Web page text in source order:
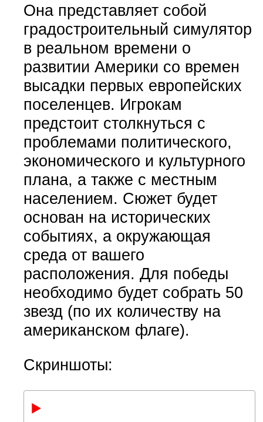
Она представляет собой
градостроительный симулятор
в реальном времени о
развитии Америки со времен
высадки первых европейских
поселенцев. Игрокам
предстоит столкнуться с
проблемами политического,
экономического и культурного
плана, а также с местным
населением. Сюжет будет
основан на исторических
событиях, а окружающая
среда от вашего
расположения. Для победы
необходимо будет собрать 50
звезд (по их количеству на
американском флаге).
Скриншоты: